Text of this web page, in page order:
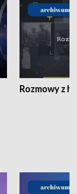
Rozmowy z